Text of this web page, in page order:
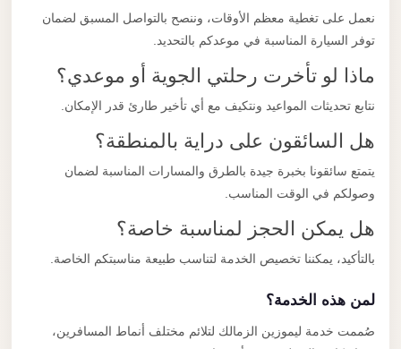
نعمل على تغطية معظم الأوقات، وننصح بالتواصل المسبق لضمان
توفر السيارة المناسبة في موعدكم بالتحديد.
ماذا لو تأخرت رحلتي الجوية أو موعدي؟
نتابع تحديثات المواعيد ونتكيف مع أي تأخير طارئ قدر الإمكان.
هل السائقون على دراية بالمنطقة؟
يتمتع سائقونا بخبرة جيدة بالطرق والمسارات المناسبة لضمان
وصولكم في الوقت المناسب.
هل يمكن الحجز لمناسبة خاصة؟
بالتأكيد، يمكننا تخصيص الخدمة لتناسب طبيعة مناسبتكم الخاصة.
لمن هذه الخدمة؟
صُممت خدمة ليموزين الزمالك لتلائم مختلف أنماط المسافرين،